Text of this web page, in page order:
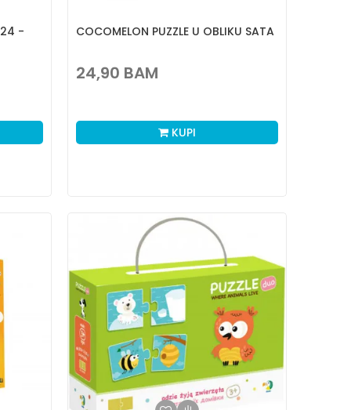
24 - COCOMELON PUZZLE U OBLIKU SATA
24,90 BAM
KUPI